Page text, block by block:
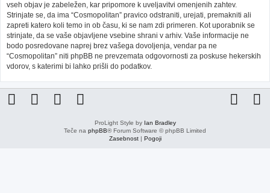
vseh objav je zabeležen, kar pripomore k uveljavitvi omenjenih zahtev.
Strinjate se, da ima “Cosmopolitan” pravico odstraniti, urejati, premakniti ali
zapreti katero koli temo in ob času, ki se nam zdi primeren. Kot uporabnik se
strinjate, da se vaše objavljene vsebine shrani v arhiv. Vaše informacije ne
bodo posredovane naprej brez vašega dovoljenja, vendar pa ne
“Cosmopolitan” niti phpBB ne prevzemata odgovornosti za poskuse hekerskih
vdorov, s katerimi bi lahko prišli do podatkov.
ProLight Style by Ian Bradley
Teče na phpBB® Forum Software © phpBB Limited
Zasebnost| Pogoji